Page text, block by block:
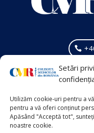
Setări
Utilizăm cookie-uri pentru a
pentru a vă oferi conținut
Apăsând "Acceptă tot",
noastre cookie.
Info
Politica de Cookies